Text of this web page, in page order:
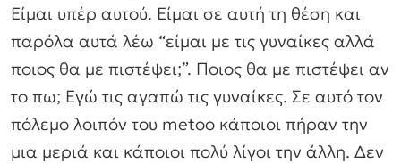
Είμαι υπέρ αυτού. Είμαι σε αυτή τη θέση και
παρόλα αυτά λέω “είμαι με τις γυναίκες αλλά
ποιος θα με πιστέψει;”. Ποιος θα με πιστέψει αν
το πω; Εγώ τις αγαπώ τις γυναίκες. Σε αυτό τον
πόλεμο λοιπόν του metoo κάποιοι πήραν την
μια μεριά και κάποιοι πολύ λίγοι την άλλη. Δεν